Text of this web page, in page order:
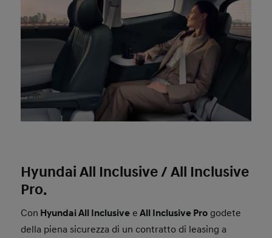
Hyundai All Inclusive / All Inclusive
Pro.
Con Hyundai All Inclusive e All Inclusive Pro godete
della piena sicurezza di un contratto di leasing a